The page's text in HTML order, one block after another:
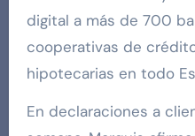
digital a más de 700
cooperativas de
hipotecarias en todo
En declaraciones a